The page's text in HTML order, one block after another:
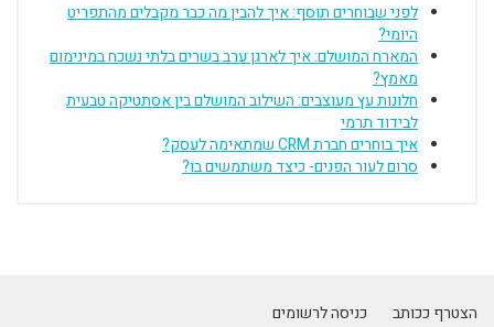
לפני שבוחרים תוסף: איך להבין מה כבר מקבלים מהתפריט
היומי?
המארח המושלם: איך לארגן ערב בשרים בלתי נשכח במינימום
מאמץ?
חלונות עץ מעוצבים: השילוב המושלם בין אסתטיקה טבעית
לבידוד תרמי
איך בוחרים חברת CRM שמתאימה לעסק?
סרום לעור הפנים- כיצד משתמשים בו?
הצטרף ככותב
כניסה לרשומים